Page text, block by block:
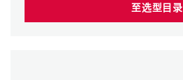
至选型目录